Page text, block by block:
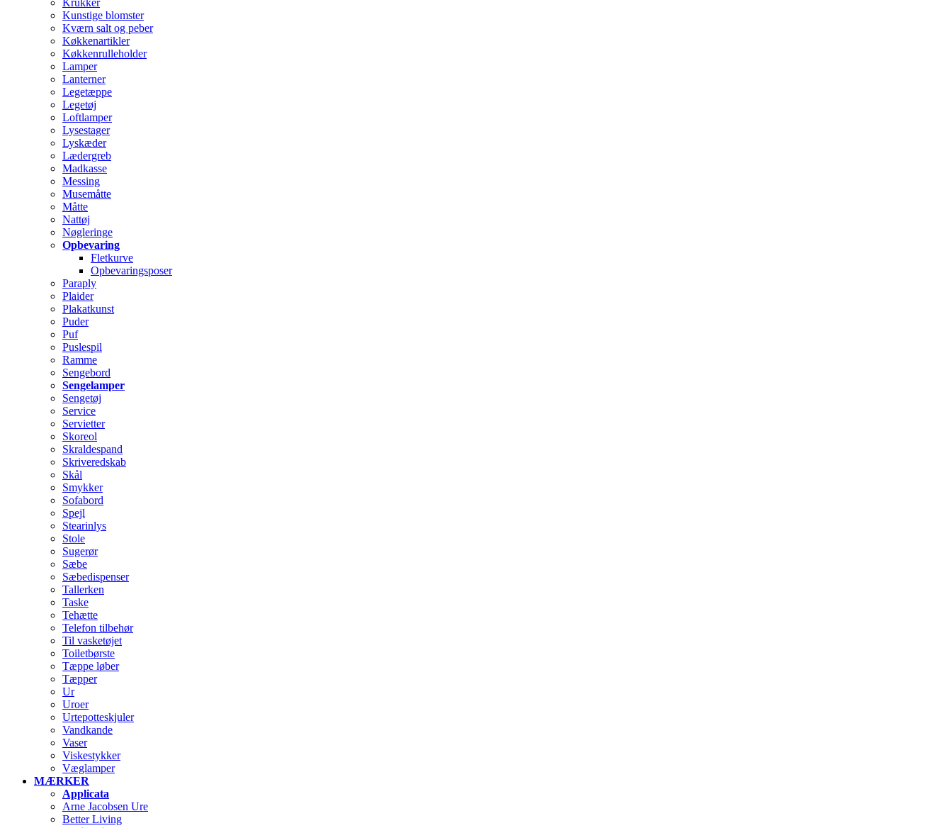
Krukker
Kunstige blomster
Kværn salt og peber
Køkkenartikler
Køkkenrulleholder
Lamper
Lanterner
Legetæppe
Legetøj
Loftlamper
Lysestager
Lyskæder
Lædergreb
Madkasse
Messing
Musemåtte
Måtte
Nattøj
Nøgleringe
Opbevaring
Fletkurve
Opbevaringsposer
Paraply
Plaider
Plakatkunst
Puder
Puf
Puslespil
Ramme
Sengebord
Sengelamper
Sengetøj
Service
Servietter
Skoreol
Skraldespand
Skriveredskab
Skål
Smykker
Sofabord
Spejl
Stearinlys
Stole
Sugerør
Sæbe
Sæbedispenser
Tallerken
Taske
Tehætte
Telefon tilbehør
Til vasketøjet
Toiletbørste
Tæppe løber
Tæpper
Ur
Uroer
Urtepotteskjuler
Vandkande
Vaser
Viskestykker
Væglamper
MÆRKER
Applicata
Arne Jacobsen Ure
Better Living